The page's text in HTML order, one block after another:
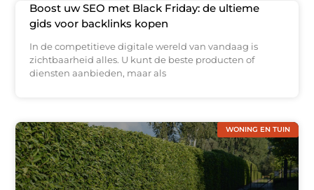
Boost uw SEO met Black Friday: de ultieme
gids voor backlinks kopen
In de competitieve digitale wereld van vandaag is
zichtbaarheid alles. U kunt de beste producten of
diensten aanbieden, maar als
WONING EN TUIN